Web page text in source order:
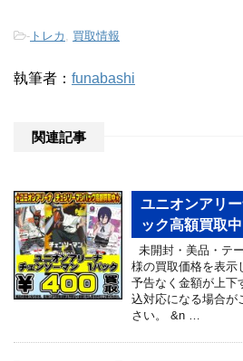
- トレカ 買取情報
執筆者： funabashi
関連記事
ユニオンアリ
ック高額買取
未開封・美品・テ
様の買取価格を表示
予告なく金額が上下
込対応になる場合が
さい。 &n …